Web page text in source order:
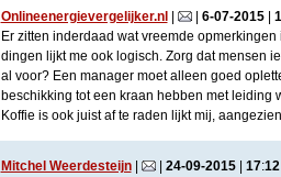
Onlineenergievergelijker.nl | 6-07-2015|
Er zitten inderdaad wat vreemde
dingen lijkt me ook logisch. Zorg dat mensen
al voor? Een manager moet alleen goed
beschikking tot een kraan hebben met leiding
Koffie is ook juist af te raden lijkt mij,
Mitchel Weerdesteijn| | 24-09-2015| 17:12